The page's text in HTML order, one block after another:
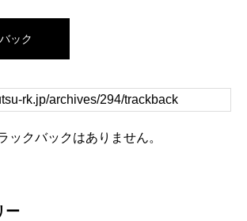
ック
ックバックはありません。
ー